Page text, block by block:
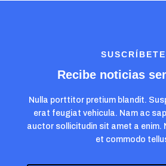
SUSCRÍBETE
Recibe noticias
Nulla porttitor pretium blandit.
erat feugiat vehicula. Nam ac
auctor sollicitudin sit amet a enim.
et commodo